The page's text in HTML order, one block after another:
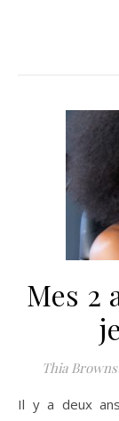
Mes 2
Thia
Il y a deux ans de ça, je passais le cap du Big Chop.